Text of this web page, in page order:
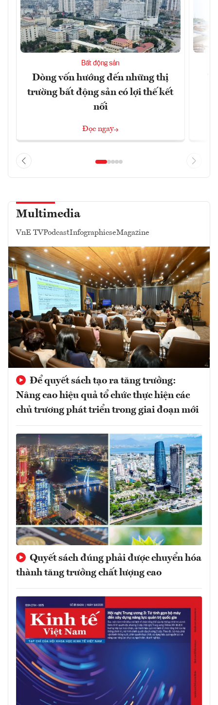
Bất động sản
Dòng vốn hướng đến những thị
trường bất động sản có lợi thế kết
nối
Đọc ngay
Multimedia
VnE TVPodcastInfographicseMagazine
Để quyết sách tạo ra tăng trưởng:
Nâng cao hiệu quả tổ chức thực hiện các
chủ trương phát triển trong giai đoạn mới
Quyết sách đúng phải được chuyển hóa
thành tăng trưởng chất lượng cao